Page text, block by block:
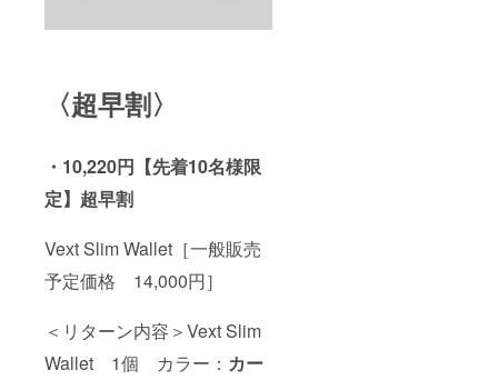
〈超早割〉
・10,220円 【先着10名様限
定】超早割
Vext Slim Wallet［一般販売
予定価格 14,000円］
＜リターン内容＞Vext Slim
Wallet 1個 カラー： カー